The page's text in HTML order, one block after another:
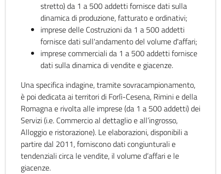
stretto) da 1 a 500 addetti fornisce dati sulla
dinamica di produzione, fatturato e ordinativi;
imprese delle Costruzioni da 1 a 500 addetti
fornisce dati sull'andamento del volume d'affari;
imprese commerciali da 1 a 500 addetti fornisce
dati sulla dinamica di vendite e giacenze.
Una specifica indagine, tramite sovracampionamento,
è poi dedicata ai territori di Forlì-Cesena, Rimini e della
Romagna e rivolta alle imprese (da 1 a 500 addetti) dei
Servizi (i.e. Commercio al dettaglio e all’ingrosso,
Alloggio e ristorazione). Le elaborazioni, disponibili a
partire dal 2011, forniscono dati congiunturali e
tendenziali circa le vendite, il volume d’affari e le
giacenze.